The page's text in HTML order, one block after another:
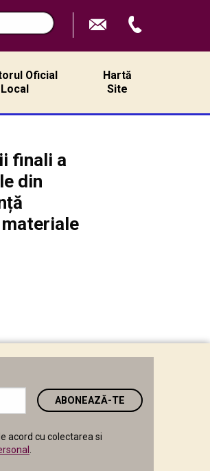
Oficial
Local
Hartă
Site
finali a
din
acord cu colectarea si
.